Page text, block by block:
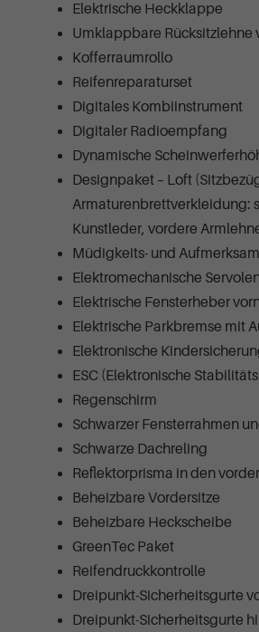
Elektrische Heckklappe
Umklappbare Rücksitzlehne
Kofferraumrollo
Reifenreparaturset
Digitales Kombiinstrument
Digitaler Radioempfang
Dynamische
Designpaket – Loft
Armaturenbrettverkleidung:
Kunstleder, vordere
Müdigkeits- und
Elektromechanische
Elektrische Fensterheber
Elektrische Parkbremse mit
Elektronische
ESC (Elektronische
Regenschirm
Schwarzer Fensterrahmen
Schwarze Dachreling
Reflektorprisma in den
Beheizbare Vordersitze
Beheizbare Heckscheibe
GreenTec Paket
Reifendruckkontrolle
Dreipunkt-Sicherheitsgurte
Dreipunkt-Sicherheitsgurte